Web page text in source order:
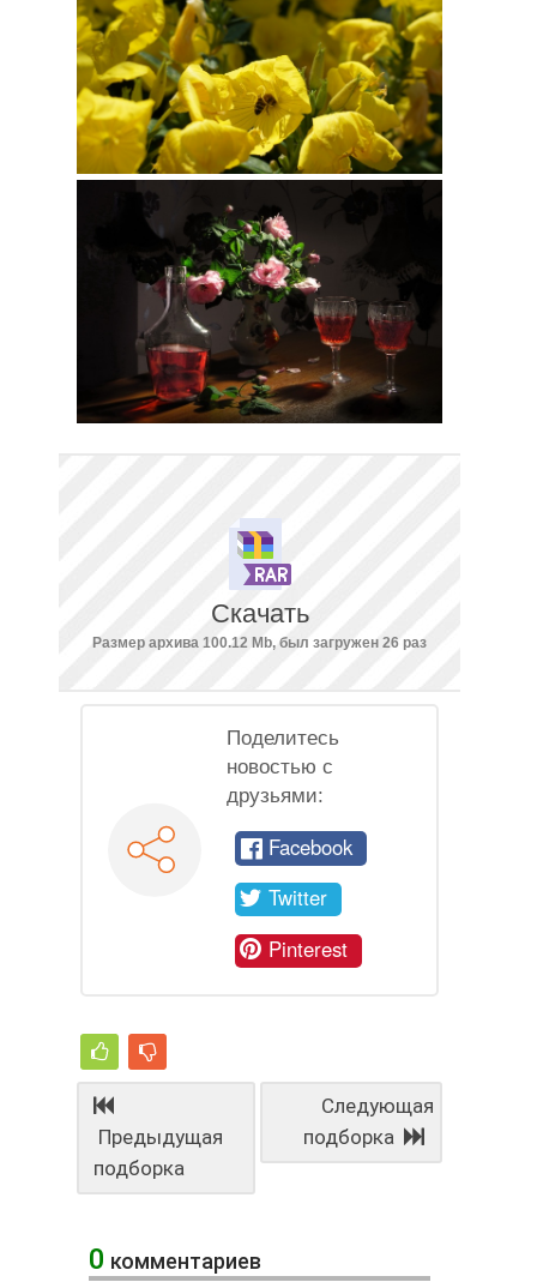
Скачать
Размер архива 100.12 Mb, был загружен 26 раз
Поделитесь
новостью с
друзьями:
Facebook
Twitter
Pinterest
Предыдущая
подборка
Следующая
подборка
0 комментариев